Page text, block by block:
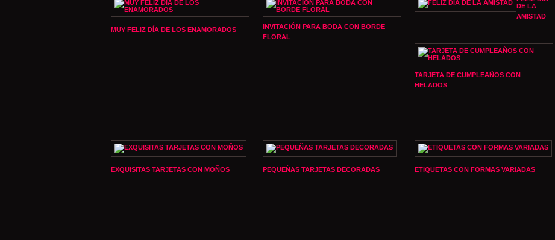
MUY FELIZ DÍA DE LOS ENAMORADOS
INVITACIÓN PARA BODA CON BORDE
FLORAL
DE LA
AMISTAD
TARJETA DE CUMPLEAÑOS CON
HELADOS
EXQUISITAS TARJETAS CON MOÑOS PEQUEÑAS TARJETAS DECORADAS ETIQUETAS CON FORMAS VARIADAS